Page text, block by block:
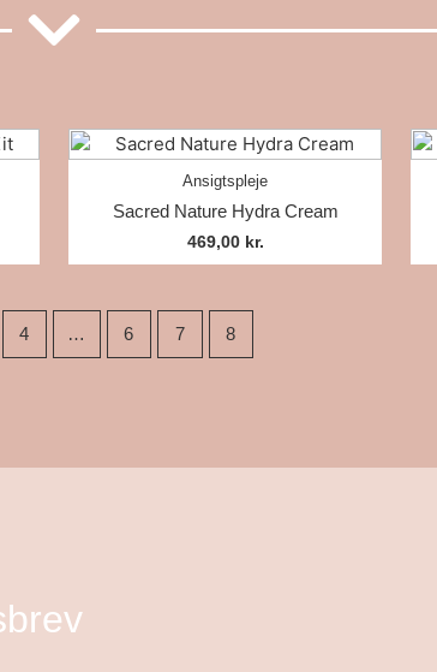
Ansigtspleje
Sacred Nature Hydra Cream
469,00 kr.
4 … 6 7 8